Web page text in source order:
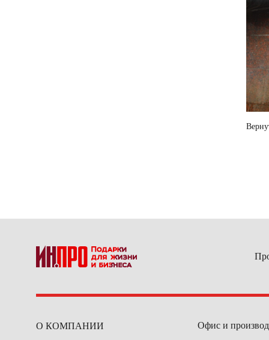
О КОМПАНИИ Офис и